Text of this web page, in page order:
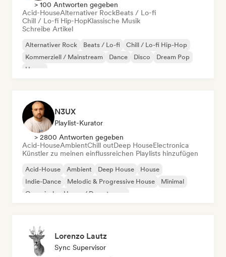
> 100 Antworten gegeben
Acid-HouseAlternativer RockBeats / Lo-fi
Chill / Lo-fi Hip-HopKlassische Musik
Schreibe Artikel
Alternativer Rock Beats / Lo-fi
Chill / Lo-fi Hip-Hop
Kommerziell / Mainstream
Dance Disco
Dream Pop
House
N3UX
Playlist-Kurator
> 2800 Antworten gegeben
Acid-HouseAmbientChill outDeep HouseElectronica
Künstler zu meinen einflussreichen Playlists hinzufügen
Acid-House Ambient Deep House
House
Indie-Dance
Melodic & Progressive House
Minimal
Organischer House / Downtempo
Lorenzo Lautz
Sync Supervisor